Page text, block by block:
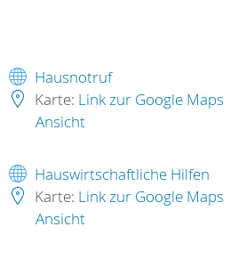
Hausnotruf
Karte: Link zur Google Maps
Ansicht
Hauswirtschaftliche Hilfen
Karte: Link zur Google Maps
Ansicht